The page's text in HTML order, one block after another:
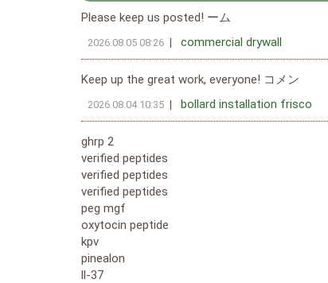
Please keep us posted! ーム
2026.08.05 08:26 commercial drywall
Keep up the great work, everyone! コメン
2026.08.04 10:35 bollard installation frisco
ghrp 2
verified peptides
verified peptides
verified peptides
peg mgf
oxytocin peptide
kpv
pinealon
ll-37